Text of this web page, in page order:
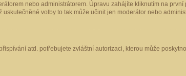
nebo administrátorem. Úpravu zahájíte kliknutím na
volby to tak může učinit jen moderátor nebo
atd. potřebujete zvláštní autorizaci, kterou může